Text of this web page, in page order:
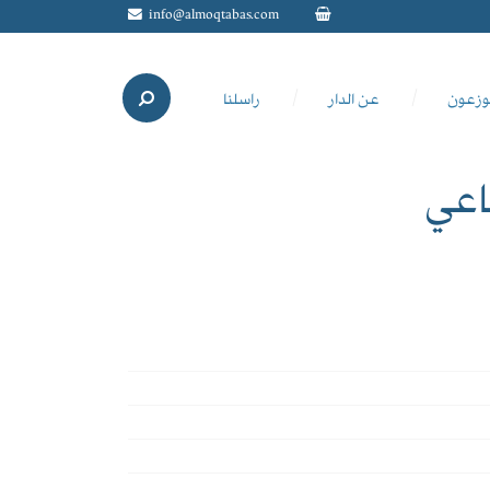
info@almoqtabas.com
عن الدار راسلنا